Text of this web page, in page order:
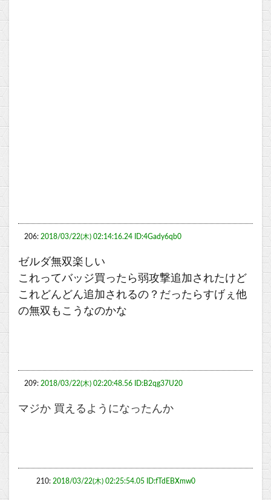
206: 2018/03/22(木) 02:14:16.24 ID:4Gady6qb0
ゼルダ無双楽しい
これってバッジ買ったら弱攻撃追加されたけど
これどんどん追加されるの？だったらすげぇ他
の無双もこうなのかな
209: 2018/03/22(木) 02:20:48.56 ID:B2qg37U20
マジか 買えるようになったんか
210: 2018/03/22(木) 02:25:54.05 ID:fTdEBXmw0